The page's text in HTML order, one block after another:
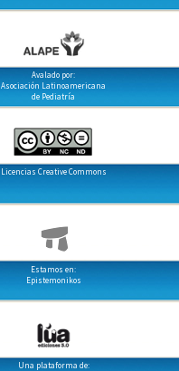
Avalado por:
Asociación Latinoamericana
de Pediatría
Licencias Creative Commons
Estamos en:
Epistemonikos
Una plataforma de: